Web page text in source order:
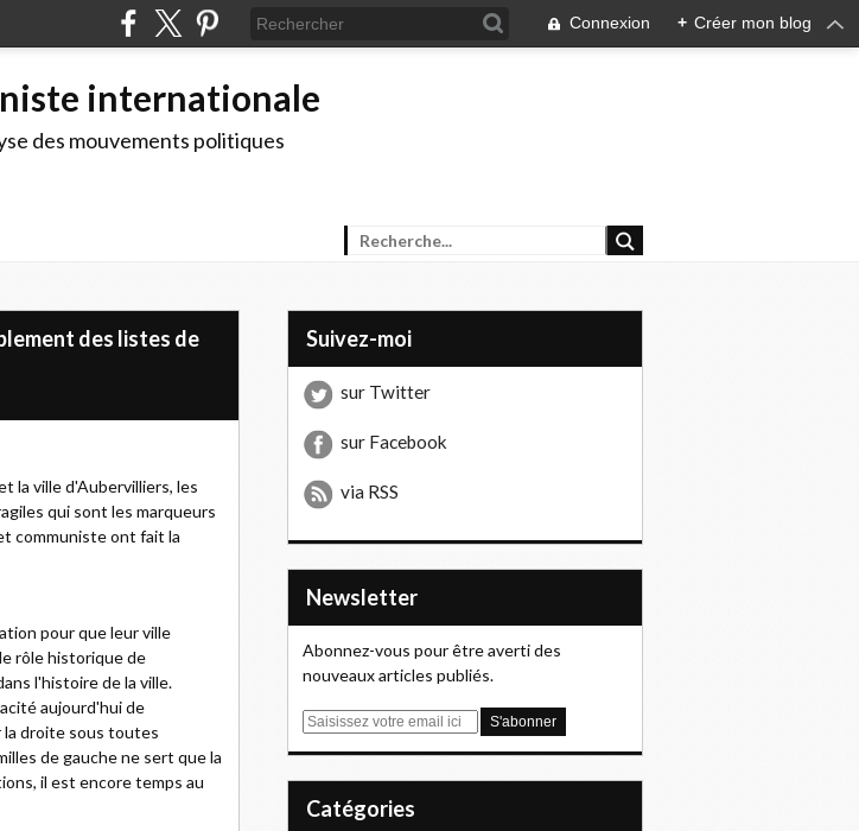
Connexion + Créer mon blog
internationale
des mouvements politiques
des listes de
la ville d'Aubervilliers, les
qui sont les marqueurs
communiste ont fait la
pour que leur ville
rôle historique de
l'histoire de la ville.
aujourd'hui de
la droite sous toutes
de gauche ne sert que la
il est encore temps au
Suivez-moi
sur Twitter
sur Facebook
via RSS
Newsletter
Abonnez-vous pour être averti des
nouveaux articles publiés.
E
Catégories